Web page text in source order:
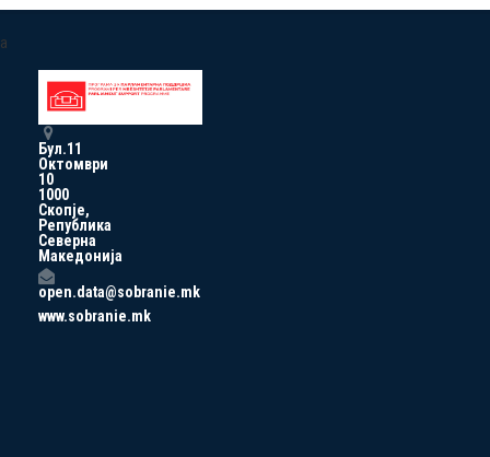
a
Бул.11
Октомври
10
1000
Скопје,
Република
Северна
Македонија
open.data@sobranie.mk
www.sobranie.mk